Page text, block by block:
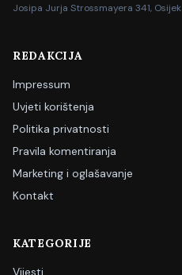
Josipa Jurja Strossmayera 341, Osijek
REDAKCIJA
Impressum
Uvjeti korištenja
Politika privatnosti
Pravila komentiranja
Marketing i oglašavanje
Kontakt
KATEGORIJE
Vijesti